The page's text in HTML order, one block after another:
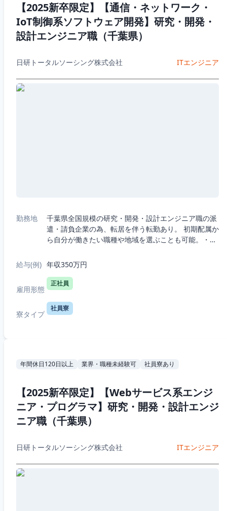
【2025新卒限定】【通信・ネットワーク・
IoT制御系ソフトウェア開発】研究・開発・
設計エンジニア職（千葉県）
日研トータルソーシング株式会社 ITエンジニア
勤務地
千葉県全国規模の研究・開発・設計エンジニア職の派
遣・請負企業の為、転居を伴う転勤あり。 初期配属か
ら自分が働きたい職種や地域を選ぶことも可能。・5
R&D（化学生物系）・7つの勤務エリア...
給与(例) 年収350万円
雇用形態
正社員
寮タイプ
社員寮
年間休日120日以上 業界・職種未経験可 社員寮あり
【2025新卒限定】【Webサービス系エンジ
ニア・プログラマ】研究・開発・設計エンジ
ニア職（千葉県）
日研トータルソーシング株式会社 ITエンジニア